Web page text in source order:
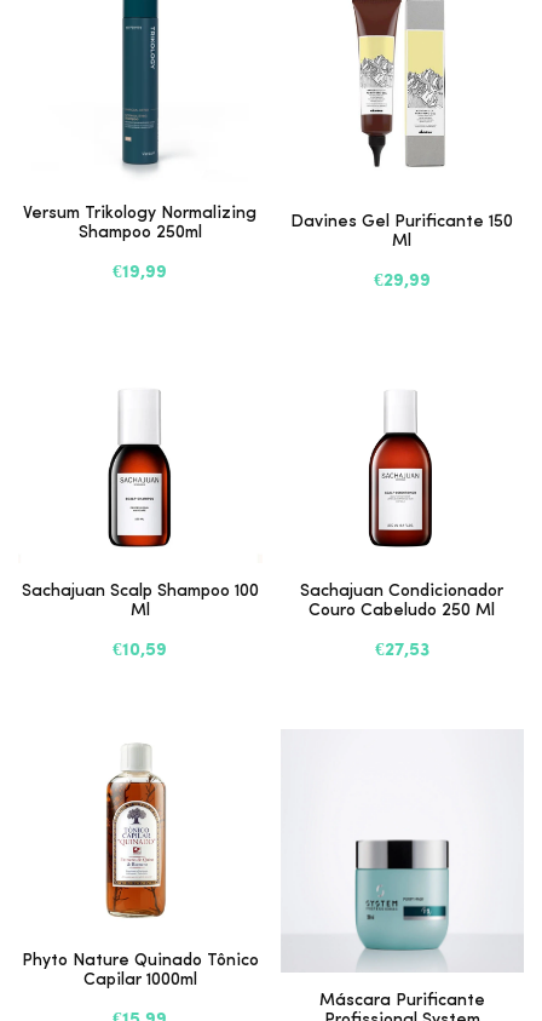
Versum Trikology Normalizing
Shampoo 250ml
€19,99
Davines Gel Purificante 150
Ml
€29,99
Sachajuan Scalp Shampoo 100
Ml
€10,59
Sachajuan Condicionador
Couro Cabeludo 250 Ml
€27,53
Phyto Nature Quinado Tônico
Capilar 1000ml
Máscara Purificante